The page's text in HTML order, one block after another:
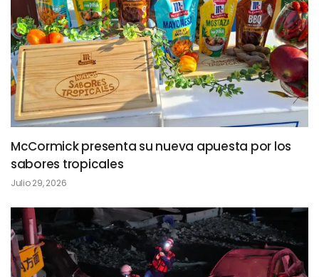
McCormick presenta su nueva apuesta por los
sabores tropicales
Julio 29, 2026